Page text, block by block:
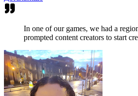
In one of our games, we had a
prompted content creators to start